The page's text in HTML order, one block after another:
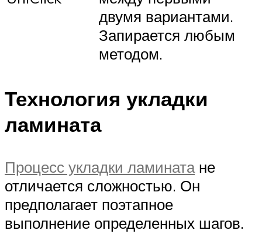
двумя вариантами.
Запирается любым
методом.
Технология укладки
ламината
Процесс укладки ламинатане
отличается сложностью. Он
предполагает поэтапное
выполнение определенных шагов.